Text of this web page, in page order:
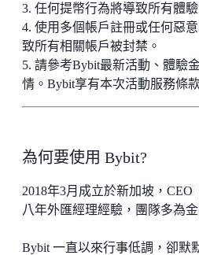
3. 任何提幣行為將導致所有體
4. 使用多個帳戶註冊或任何惡
致所有相關帳戶被封禁。
5. 請參考Bybit最新活動、體驗
情。Bybit享有本次活動服務條
為何要使用 Bybit?
2018年3月成立於新加坡，
八年外匯經理經驗，團隊多為
Bybit 一直以來行事低調，卻默